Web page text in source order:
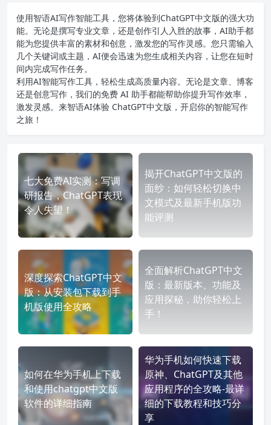
使用智语AI写作智能工具，您将体验到ChatGPT中文版的强大功
能。无论是撰写专业文章，还是创作引人入胜的故事，AI助手都
能为您提供丰富的素材和创意，激发您的写作灵感。您只需输入
几个关键词或主题，AI便会迅速为您生成相关内容，让您在短时
间内完成写作任务。
利用AI智能写作工具，轻松生成高质量内容。无论是文章、博客
还是创意写作，我们的免费 AI 助手都能帮助你提升写作效率，
激发灵感。来智语AI体验 ChatGPT中文版 ，开启你的智能写作
之旅！
七大免费AI实测：写调
研报告，ChatGPT表现
令人失望！
揭开ChatGPT中文版的
面纱：如何轻松切换中
文模式及最新手机版功
能评测
深度探索ChatGPT中文
版：从安装包下载到手
机版使用全攻略
全面解析ChatGPT中文
版：最新版本、功能及
应用探秘，助你轻松上
手！
如何在华为手机上下载
和使用chatgpt中文版
软件的详细指南
华为手机如何快速下载
原神、ChatGPT及其他
应用程序的全攻略-最详
细的下载教程和技巧分
享